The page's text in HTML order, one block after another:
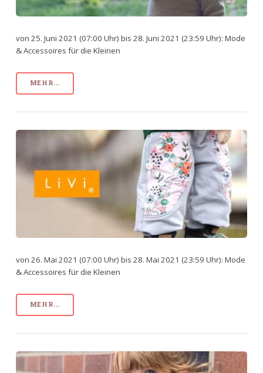
von 25. Juni 2021 (07:00 Uhr) bis 28. Juni 2021 (23:59 Uhr): Mode
& Accessoires für die Kleinen
MEHR...
von 26. Mai 2021 (07:00 Uhr) bis 28. Mai 2021 (23:59 Uhr): Mode
& Accessoires für die Kleinen
MEHR...